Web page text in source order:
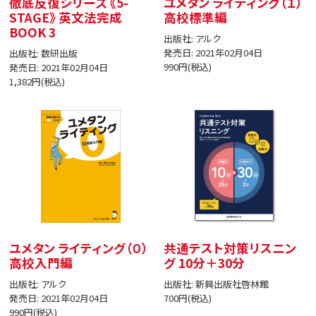
STAGE》 英文法完成
BOOK 3
出版社: 数研出版
発売日: 2021年02月04日
1,382円(税込)
高校標準編
出版社: アルク
発売日: 2021年02月04日
990円(税込)
ユメタン ライティング（０）
高校入門編
出版社: アルク
発売日: 2021年02月04日
990円(税込)
共通テスト対策リスニン
グ 10分＋30分
出版社: 新興出版社啓林館
700円(税込)